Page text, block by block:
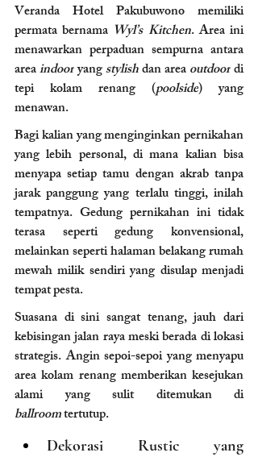
Veranda Hotel Pakubuwono memiliki
permata bernama Wyl’s Kitchen. Area ini
menawarkan perpaduan sempurna antara
area indoor yang stylish dan area outdoor di
tepi kolam renang (poolside) yang
menawan.
Bagi kalian yang menginginkan pernikahan
yang lebih personal, di mana kalian bisa
menyapa setiap tamu dengan akrab tanpa
jarak panggung yang terlalu tinggi, inilah
tempatnya. Gedung pernikahan ini tidak
terasa seperti gedung konvensional,
melainkan seperti halaman belakang rumah
mewah milik sendiri yang disulap menjadi
tempat pesta.
Suasana di sini sangat tenang, jauh dari
kebisingan jalan raya meski berada di lokasi
strategis. Angin sepoi-sepoi yang menyapu
area kolam renang memberikan kesejukan
alami yang sulit ditemukan di
ballroom tertutup.
Dekorasi Rustic yang